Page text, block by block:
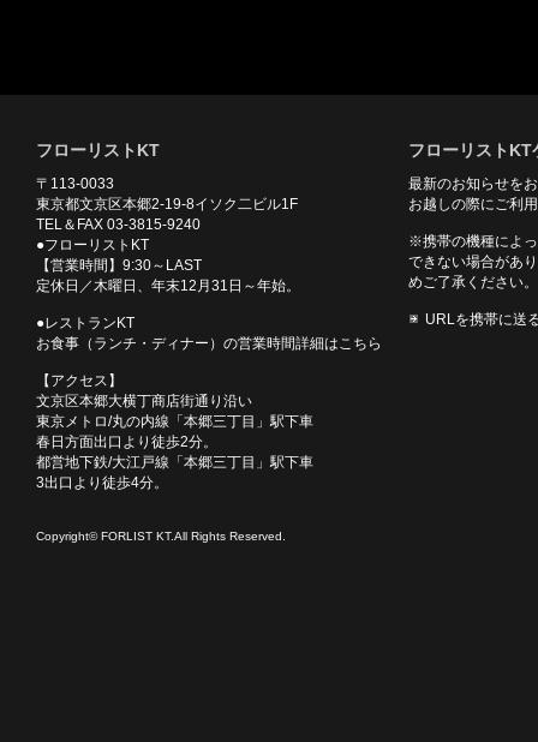
フローリストKT
〒113-0033
東京都文京区本郷2-19-8イソク二ビル1F
TEL＆FAX 03-3815-9240
●フローリストKT
【営業時間】9:30～LAST
定休日／木曜日、年末12月31日～年始。
●レストランKT
お食事（ランチ・ディナー）の営業時間詳細はこちら
【アクセス】
文京区本郷大横丁商店街通り沿い
東京メトロ/丸の内線「本郷三丁目」駅下車
春日方面出口より徒歩2分。
都営地下鉄/大江戸線「本郷三丁目」駅下車
3出口より徒歩4分。
フローリストKT
最新のお知らせを
お越しの際にご利
※携帯の機種によ
できない場合があ
めご了承ください。
URLを携帯に送
Copyright© FORLIST KT.All Rights Reserved.